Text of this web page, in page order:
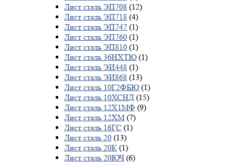
Лист сталь ЭП708 (12)
Лист сталь ЭП718 (4)
Лист сталь ЭП747 (1)
Лист сталь ЭП760 (1)
Лист сталь ЭП810 (1)
Лист сталь 36НХТЮ (1)
Лист сталь ЭИ448 (1)
Лист сталь ЭИ868 (13)
Лист сталь 10Г2ФБЮ (1)
Лист сталь 10ХСНД (15)
Лист сталь 12Х1МФ (9)
Лист сталь 12ХМ (7)
Лист сталь 16ГС (1)
Лист сталь 20 (13)
Лист сталь 20К (1)
Лист сталь 20ЮЧ (6)